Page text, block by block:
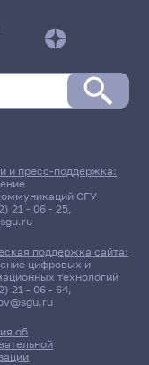
об
и пресс-поддержка:
СГУ
21 - 06 - 25,
поддержка сайта:
цифровых и
технологий
21 - 06 - 64,